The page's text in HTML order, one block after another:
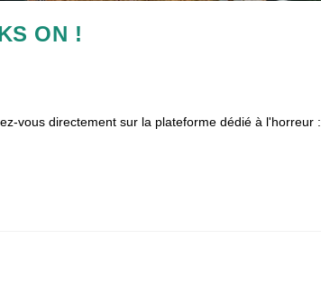
ON !
vous directement sur la plateforme dédié à l'horreur :